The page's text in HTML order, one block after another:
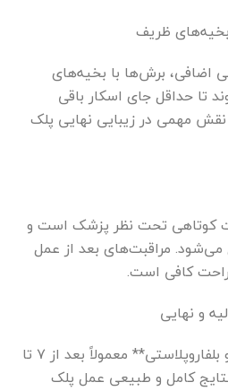
برش‌ها با بخیه‌های
تا حداقل جای اسکار باقی
مهمی در زیبایی نهایی پلک
کوتاهی تحت نظر پزشک است و
می‌شود. مراقبت‌های بعد از عمل
کافی است.
نتایج اولیه **لیفت پلک و بلفاروپلاستی** معمولاً بعد از ۷ تا
کامل و طبیعی عمل پلک